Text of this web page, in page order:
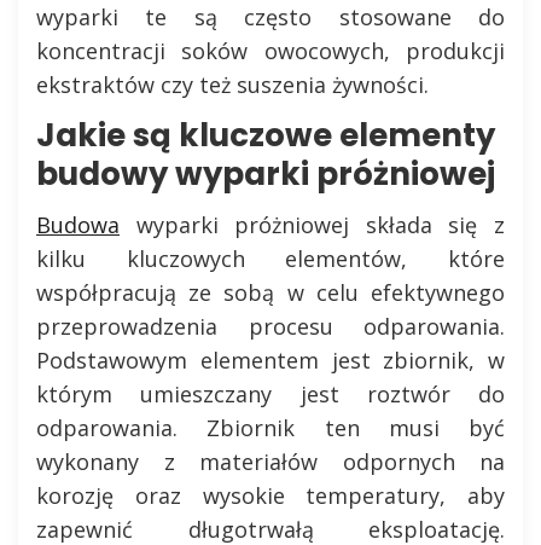
wyparki te są często stosowane do
koncentracji soków owocowych, produkcji
ekstraktów czy też suszenia żywności.
Jakie są kluczowe elementy
budowy wyparki próżniowej
Budowa wyparki próżniowej składa się z
kilku kluczowych elementów, które
współpracują ze sobą w celu efektywnego
przeprowadzenia procesu odparowania.
Podstawowym elementem jest zbiornik, w
którym umieszczany jest roztwór do
odparowania. Zbiornik ten musi być
wykonany z materiałów odpornych na
korozję oraz wysokie temperatury, aby
zapewnić długotrwałą eksploatację.